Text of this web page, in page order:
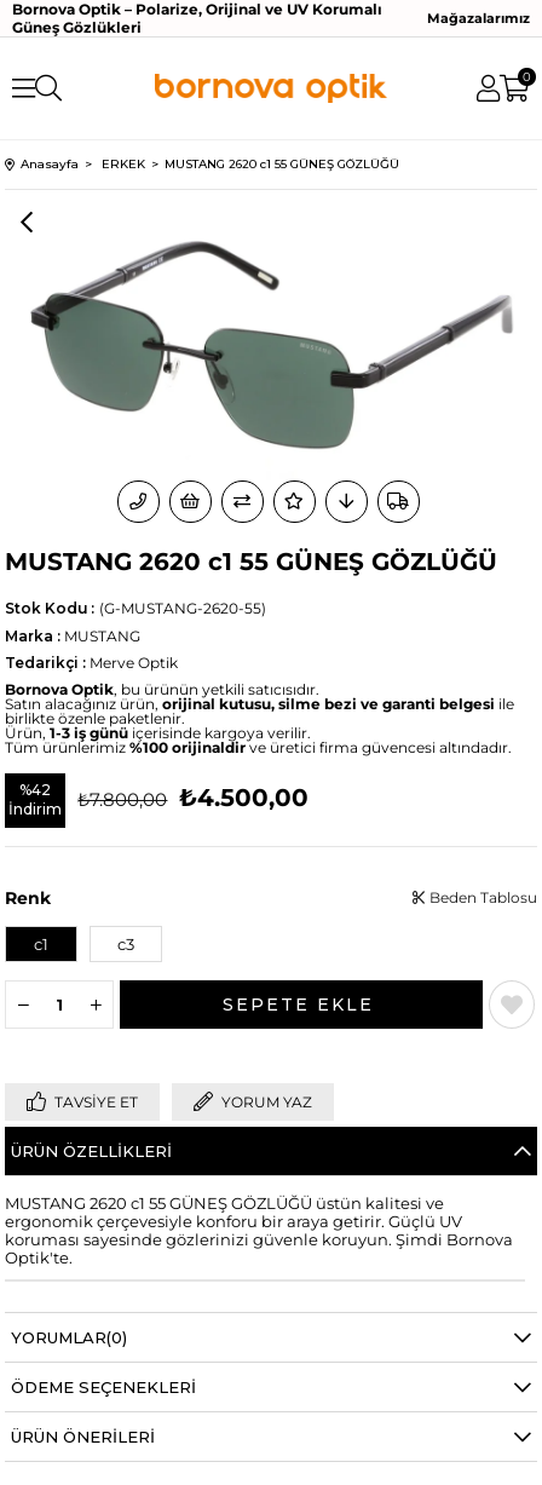
Bornova Optik – Polarize, Orijinal ve UV Korumalı
Güneş Gözlükleri
Mağazalarımız
0
Anasayfa ERKEK MUSTANG 2620 c1 55 GÜNEŞ GÖZLÜĞÜ
MUSTANG 2620 c1 55 GÜNEŞ GÖZLÜĞÜ
(G-MUSTANG-2620-55)
Stok Kodu
Marka : MUSTANG
Tedarikçi : Merve Optik
Bornova Optik, bu ürünün yetkili satıcısıdır.
Satın alacağınız ürün,orijinal kutusu, silme bezi ve garanti belgesi ile
birlikte özenle paketlenir.
Ürün,1-3 iş günü içerisinde kargoya verilir.
Tüm ürünlerimiz%100 orijinaldirve üretici firma güvencesi altındadır.
%42
İndirim
₺7.800,00 ₺4.500,00
Renk
c1 c3
Beden Tablosu
TAVSIYE ET YORUM YAZ
ÜRÜN ÖZELLIKLERI
MUSTANG 2620 c1 55 GÜNEŞ GÖZLÜĞÜ üstün kalitesi ve
ergonomik çerçevesiyle konforu bir araya getirir. Güçlü UV
koruması sayesinde gözlerinizi güvenle koruyun. Şimdi Bornova
Optik'te.
YORUMLAR(0)
ÖDEME SEÇENEKLERI
ÜRÜN ÖNERILERI